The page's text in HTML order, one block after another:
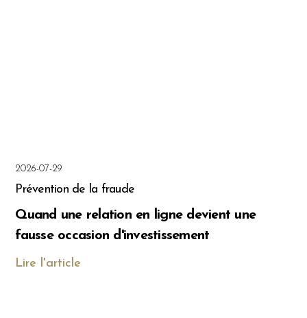
2026-07-29
Prévention de la fraude
Quand une relation en ligne devient une
fausse occasion d'investissement
Lire l'article